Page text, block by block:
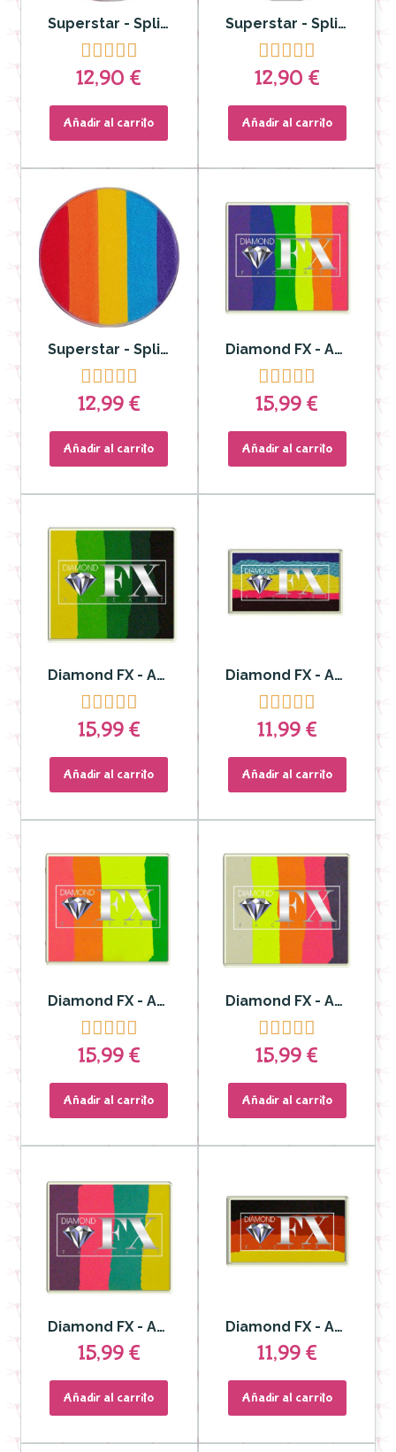
Superstar - Split cake Dream Colours Flower Flor 45gr

12,90 €
Añadir al carrito
Superstar - Split cake Dream colours Unicornio Unicorn 45gr

12,90 €
Añadir al carrito
Superstar - Split cake Dream Colours Rainbow 45g

12,99 €
Añadir al carrito
Diamond FX - Aquacolor Split Cake para Rostro y Cuerpo Neon Nights 50gr DFXRS50-07

15,99 €
Añadir al carrito
Diamond FX - Aquacolor Split Cake para Rostro y Cuerpo 50gr DFXRS50-08

15,99 €
Añadir al carrito
Diamond FX - Aquacolor Split Cake DFXRS30-59 para Rostro y Cuerpo

11,99 €
Añadir al carrito
Diamond FX - Aquacolor Split Cake para Rostro y Cuerpo 50gr Raving Rio DFXRS50-95

15,99 €
Añadir al carrito
Diamond FX - Aquacolor Split Cake para Rostro y Cuerpo 50gr DFXRS50-92

15,99 €
Añadir al carrito
Diamond FX - Aquacolor Split Cake para Rostro y Cuerpo Tropic Topic50gr DFXRS50-97
15,99 €
Añadir al carrito
Diamond FX - Aquacolor Split Cake inferno para Rostro y Cuerpo
11,99 €
Añadir al carrito